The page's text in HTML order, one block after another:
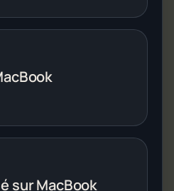
sur MacBook